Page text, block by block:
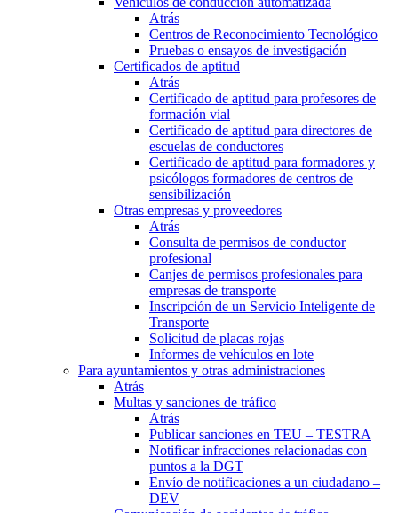
Atrás
Centros de Reconocimiento Tecnológico
Pruebas o ensayos de investigación
Certificados de aptitud
Atrás
Certificado de aptitud para profesores de
formación vial
Certificado de aptitud para directores de
escuelas de conductores
Certificado de aptitud para formadores y
psicólogos formadores de centros de
sensibilización
Otras empresas y proveedores
Atrás
Consulta de permisos de conductor
profesional
Canjes de permisos profesionales para
empresas de transporte
Inscripción de un Servicio Inteligente de
Transporte
Solicitud de placas rojas
Informes de vehículos en lote
Para ayuntamientos y otras administraciones
Atrás
Multas y sanciones de tráfico
Atrás
Publicar sanciones en TEU – TESTRA
Notificar infracciones relacionadas con
puntos a la DGT
Envío de notificaciones a un ciudadano –
DEV